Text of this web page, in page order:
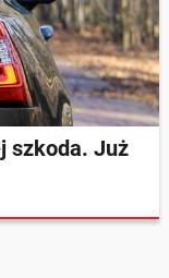
szkoda. Już